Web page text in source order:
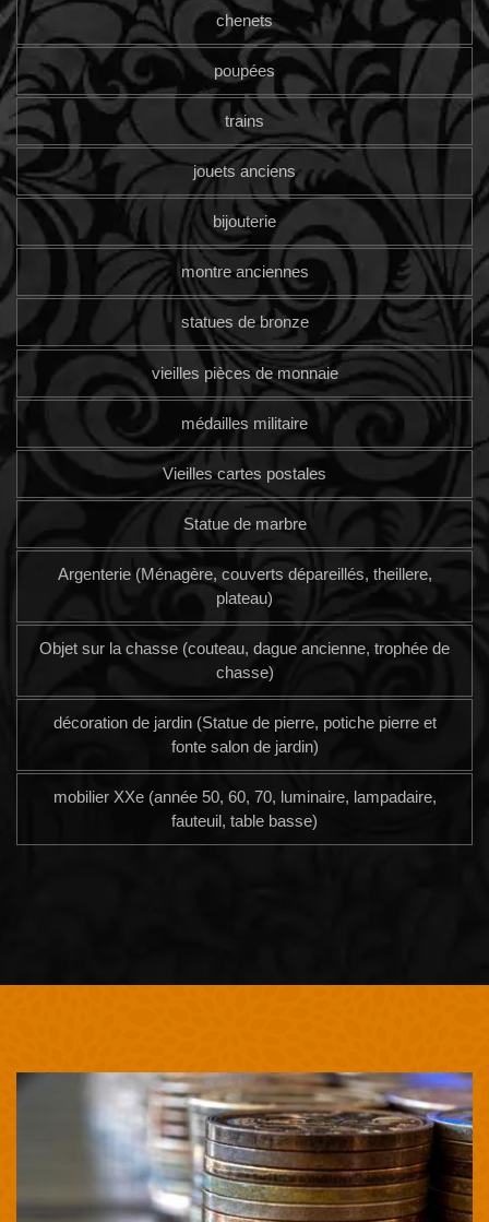
chenets
poupées
trains
jouets anciens
bijouterie
montre anciennes
statues de bronze
vieilles pièces de monnaie
médailles militaire
Vieilles cartes postales
Statue de marbre
Argenterie (Ménagère, couverts dépareillés, theillere,
plateau)
Objet sur la chasse (couteau, dague ancienne, trophée de
chasse)
décoration de jardin (Statue de pierre, potiche pierre et
fonte salon de jardin)
mobilier XXe (année 50, 60, 70, luminaire, lampadaire,
fauteuil, table basse)